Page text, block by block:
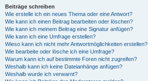
Beiträge schreiben
Wie erstelle ich ein neues Thema oder eine Antwort?
Wie kann ich einen Beitrag bearbeiten oder löschen?
Wie kann ich meinem Beitrag eine Signatur anfügen?
Wie kann ich eine Umfrage erstellen?
Wieso kann ich nicht mehr Antwortmöglichkeiten erstellen?
Wie bearbeite oder lösche ich eine Umfrage?
Warum kann ich auf bestimmte Foren nicht zugreifen?
Weshalb kann ich keine Dateianhänge anfügen?
Weshalb wurde ich verwarnt?